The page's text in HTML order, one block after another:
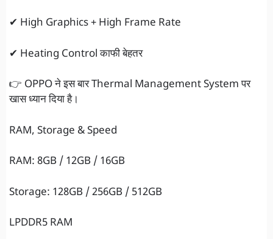
✔ High Graphics + High Frame Rate
✔ Heating Control काफी बेहतर
👉 OPPO ने इस बार Thermal Management System पर
खास ध्यान दिया है।
RAM, Storage & Speed
RAM: 8GB / 12GB / 16GB
Storage: 128GB / 256GB / 512GB
LPDDR5 RAM